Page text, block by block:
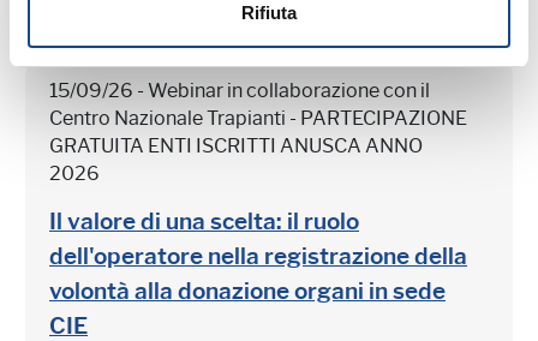
Rifiuta
15/09/26 - Webinar in collaborazione con il
Centro Nazionale Trapianti - PARTECIPAZIONE
GRATUITA ENTI ISCRITTI ANUSCA ANNO
2026
Il valore di una scelta: il ruolo
dell'operatore nella registrazione della
volontà alla donazione organi in sede
CIE